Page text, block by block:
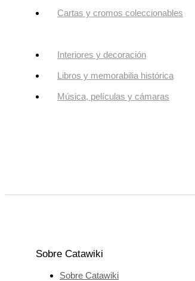
Cartas y cromos coleccionables
Interiores y decoración
Libros y memorabilia histórica
Música, películas y cámaras
Sobre Catawiki
Sobre Catawiki